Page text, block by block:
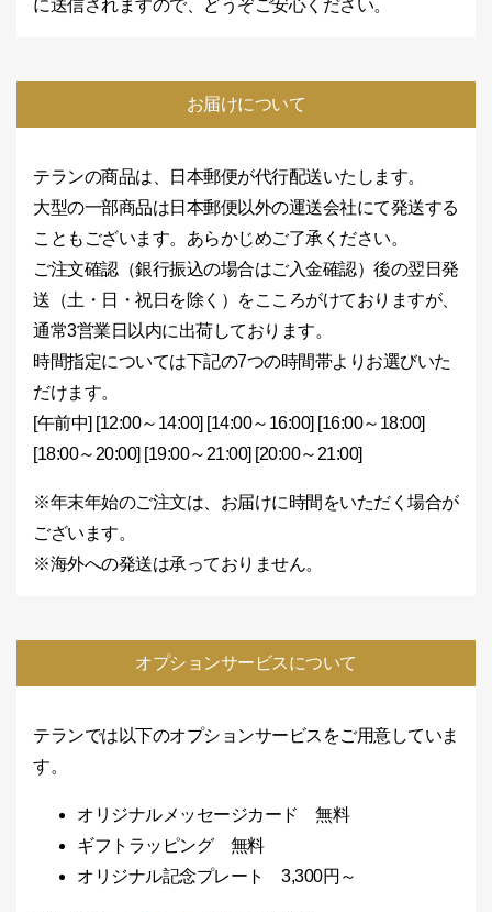
に送信されますので、どうぞご安心ください。
お届けについて
テランの商品は、日本郵便が代行配送いたします。
大型の一部商品は日本郵便以外の運送会社にて発送する
こともございます。あらかじめご了承ください。
ご注文確認（銀行振込の場合はご入金確認）後の翌日発
送（土・日・祝日を除く）をこころがけておりますが、
通常3営業日以内に出荷しております。
時間指定については下記の7つの時間帯よりお選びいた
だけます。
[午前中] [12:00～14:00] [14:00～16:00] [16:00～18:00]
[18:00～20:00] [19:00～21:00] [20:00～21:00]
※年末年始のご注文は、お届けに時間をいただく場合が
ございます。
※海外への発送は承っておりません。
オプションサービスについて
テランでは以下のオプションサービスをご用意していま
す。
オリジナルメッセージカード 無料
ギフトラッピング 無料
オリジナル記念プレート 3,300円～